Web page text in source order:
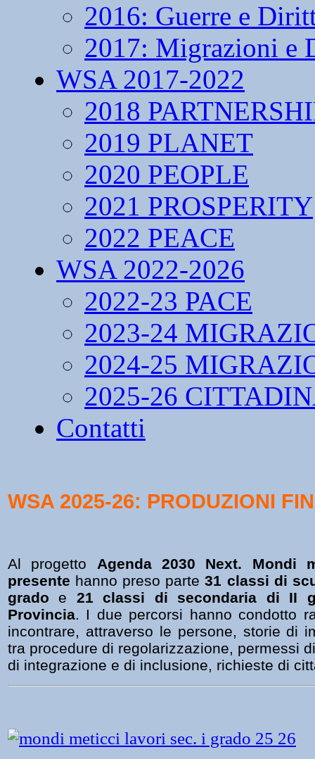
2016: Guerre e
2017: Migrazioni e
WSA 2017-2022
2018
2019 PLANET
2020 PEOPLE
2021 PROSPERITY
2022 PEACE
WSA 2022-2026
2022-23 PACE
2023-24
2024-25
2025-26
Contatti
WSA 2025-26: PRODUZIONI
Al progetto Agenda 2030 Next. Mondi
presente hanno preso parte31 classi di
grado e 21 classi di secondaria di II
Provincia. I due percorsi hanno condotto
incontrare, attraverso le persone, storie di
tra procedure di regolarizzazione, permessi
di integrazione e di inclusione, richieste di